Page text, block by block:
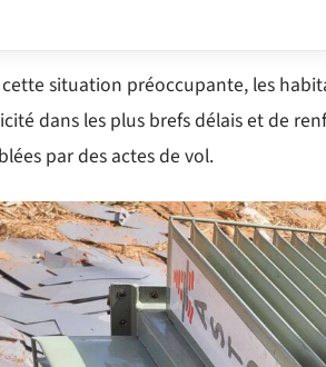
cette situation préoccupante, les
dans les plus brefs délais et de
par des actes de vol.